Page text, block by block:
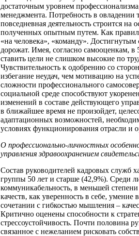
достаточным уровнем
менеджмента. Потребность в овладении
повседневная деятельность строится
полученных опытным путем. Как
«на человека», «команду».
дорожат. Имея, согласно самооценкам,
ставить цели не слишком высокие по
Чувствительность к одобрению со
избегание неудач, чем мотивацию на
сложности профессионального
социальной среде способствуют
изменений в составе действующего
в ближайшее время не произойдет,
адаптационных возможностей,
условиях функционирования отрасли и
О профессионально-личностных
управления здравоохранением
Состав руководителей кадровых служб
группы 50 лет и старше (42,9%). Среди
коммуникабельность, в меньшей
качеств, как уверенность в себе, умение
сочетании с гибкостью мышления –
Критично оценены способности к
стрессоустойчивость. Почти половина
связанное с нежеланием рисковать